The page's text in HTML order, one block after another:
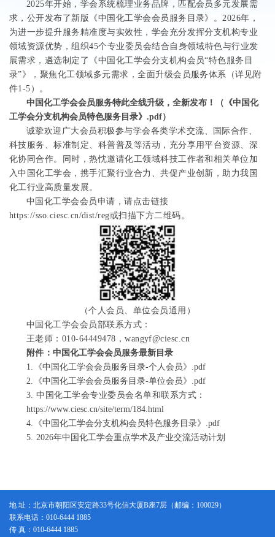
2025年开始，学会系统梳理业务品牌，匹配会员多元发展需
求，公开发布了新版《中国化工学会会员服务目录》。2026年，
为进一步提升服务精准度与实效性，学会充分发挥分支机构专业
领域资源优势，组织45个专业委员会结合自身领域特色与行业发
展需求，遴选制定了《中国化工学会分支机构会员“特色服务目
录”》，聚焦化工领域多元需求，全面升级会员服务体系（详见附
件1-5 ）。
中国化工学会会员服务特此全线升级，全新发布！（ 《中国化
工学会分支机构会员特色服务目录》.pdf）
诚挚欢迎广大会员积极参与学会各类学术交流、
国际合作、
科技服务、标准制 定、科普普及等活动，充分享用平台资源、深
化协同合作。同时，热忱邀请化工领域科技工作者和相关单位加
入中国化工学会，携手汇聚行业合力、共促产业创新，助力我国
化工行业高质量发展。
中国化工学会会员申请，请点击链接
https://sso.ciesc.cn/dist/reg或扫描下方二维码。
（个人会员、单位会员通用）
中国化工学会会员部联系方式：
王老师：010-64449478，wangyf@ciesc.cn
附件：中国化工学会会员服务最新目录
1.
《中国化工学会会员服务目录-个人会员》.pdf
2.
《中国化工学会会员服务目录-单位会员》.pdf
3. 中国化工学会专业委员会名单和联系方式：
https://www.ciesc.cn/site/term/184.html
4.
《中国化工学会分支机构会员特色服务目录》.pdf
5.2026年中国化工学会重点学术及产业交流活动计划
地 址：北京市朝阳区安定路33号化信大厦B座7层（邮编：100029）
联系电话：010-6444 1885
传 真：010-6444 1885